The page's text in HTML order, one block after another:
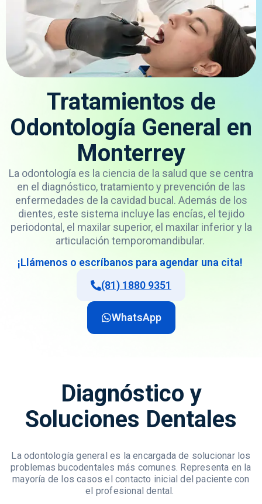
Tratamientos de
Odontología General en
Monterrey
La odontología es la ciencia de la salud que se centra
en el diagnóstico, tratamiento y prevención de las
enfermedades de la cavidad bucal. Además de los
dientes, este sistema incluye las encías, el tejido
periodontal, el maxilar superior, el maxilar inferior y la
articulación temporomandibular.
¡Llámenos o escríbanos para agendar una cita!
(81) 1880 9351
WhatsApp
Diagnóstico y
Soluciones Dentales
La odontología general es la encargada de solucionar los
problemas bucodentales más comunes. Representa en la
mayoría de los casos el contacto inicial del paciente con
el profesional dental.